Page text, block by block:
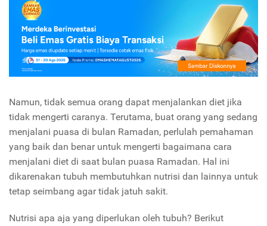
Namun, tidak semua orang dapat menjalankan diet jika
tidak mengerti caranya. Terutama, buat orang yang sedang
menjalani puasa di bulan Ramadan, perlulah pemahaman
yang baik dan benar untuk mengerti bagaimana cara
menjalani diet di saat bulan puasa Ramadan. Hal ini
dikarenakan tubuh membutuhkan nutrisi dan lainnya untuk
tetap seimbang agar tidak jatuh sakit.
Nutrisi apa aja yang diperlukan oleh tubuh? Berikut